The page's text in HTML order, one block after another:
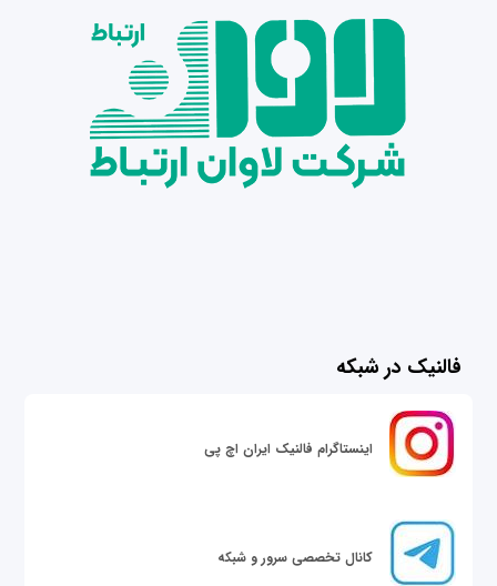
فالنیک در شبکه
اینستاگرام فالنیک ایران اچ پی
کانال تخصصی سرور و شبکه